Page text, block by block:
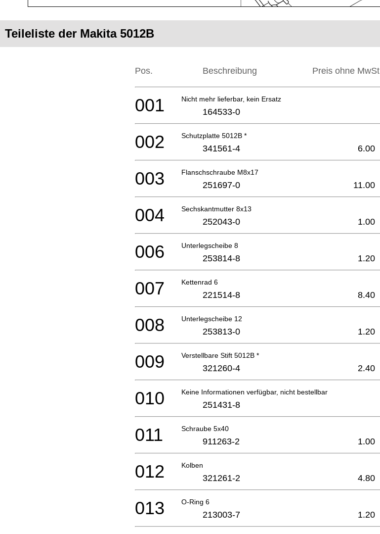
Teileliste der Makita 5012B
Pos. Beschreibung Preis ohne MwSt
Nicht mehr lieferbar, kein Ersatz
001 164533-0
Schutzplatte 5012B *
002 341561-4 6.00
Flanschschraube M8x17
003 251697-0 11.00
Sechskantmutter 8x13
004 252043-0 1.00
Unterlegscheibe 8
006 253814-8 1.20
Kettenrad 6
007 221514-8 8.40
Unterlegscheibe 12
008 253813-0 1.20
Verstellbare Stift 5012B *
009 321260-4 2.40
Keine Informationen verfügbar, nicht bestellbar
010 251431-8
Schraube 5x40
011 911263-2 1.00
Kolben
012 321261-2 4.80
O-Ring 6
013 213003-7 1.20